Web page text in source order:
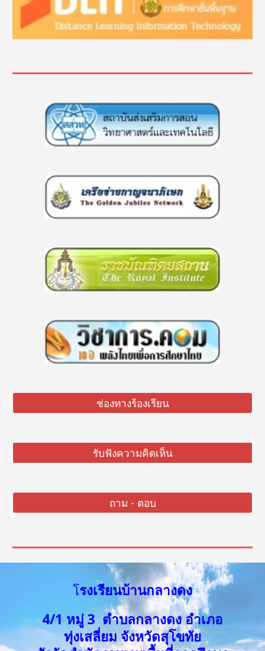
ช่องทางร้องเรียน
รับฟังความคิดเห็น
ถาม - ตอบ
โรงเรียนบ้านกลางดง
4/1 หมู่ 3 ตำบลกลางดง อำเภอ
ทุ่งเสลี่ยม จังหวัดสุโขทัย